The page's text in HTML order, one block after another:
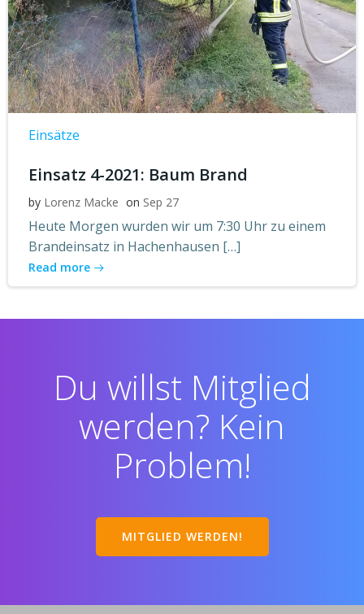
Einsätze
Einsatz 4-2021: Baum Brand
by Lorenz Macke on Sep 27
Heute Morgen wurden wir um 7:30 Uhr zu einem
Brandeinsatz in Hachenhausen […]
Read more
Du willst Mitglied
werden? Kein
Problem!
MITGLIED WERDEN!